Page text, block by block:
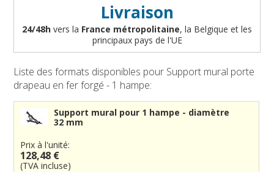
art. 12 - En cas de litige
art. 13 - Copyright
art. 14 - Cookies
Livraison
24/48h vers la France métropolitaine, la Belgique et les
principaux pays de l'UE
Liste des formats disponibles pour Support mural porte
drapeau en fer forgé - 1 hampe:
Support mural pour 1 hampe - diamètre
32 mm
Prix à l'unité:
128,48 €
(TVA incluse)